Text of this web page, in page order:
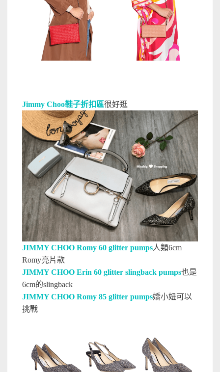
Jimmy Choo鞋子折扣區很好逛
JIMMY CHOO Romy 60 glitter pumps人類6cm
Romy亮片款
JIMMY CHOO Erin 60 glitter slingback pumps也是
6cm的slingback
JIMMY CHOO Romy 85 glitter pumps嬌小妞可以
挑戰